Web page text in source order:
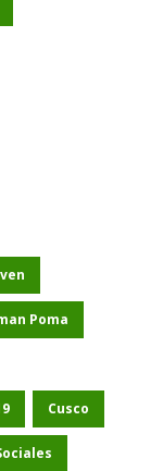
Poma
Cusco